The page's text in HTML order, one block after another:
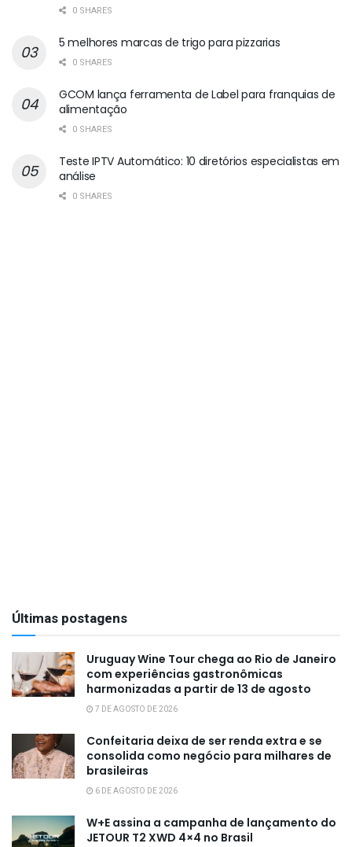
0 SHARES
5 melhores marcas de trigo para pizzarias
0 SHARES
GCOM lança ferramenta de Label para franquias de
alimentação
0 SHARES
Teste IPTV Automático: 10 diretórios especialistas em
análise
0 SHARES
Últimas postagens
Uruguay Wine Tour chega ao Rio de Janeiro
com experiências gastronômicas
harmonizadas a partir de 13 de agosto
7 DE AGOSTO DE 2026
Confeitaria deixa de ser renda extra e se
consolida como negócio para milhares de
brasileiras
6 DE AGOSTO DE 2026
W+E assina a campanha de lançamento do
JETOUR T2 XWD 4×4 no Brasil